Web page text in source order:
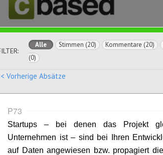
Alle Stimmen (20) Kommentare (20)
(0)
Vorherige Absätze
P73
Startups – bei denen das Projekt
Unternehmen ist – sind bei Ihren
auf Daten angewiesen bzw. propagiert